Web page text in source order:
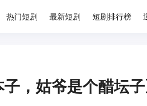
热门短剧 最新短剧 短剧排行榜
子，姑爷是个醋坛